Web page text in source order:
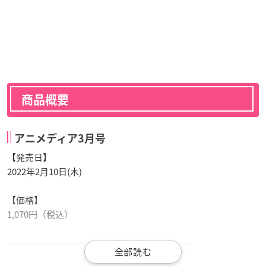
商品概要
アニメディア3月号
【発売日】
2022年2月10日(木)
【価格】
1,070円（税込）
アニメイトで購入